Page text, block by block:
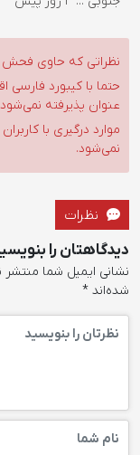
نظراتی که حاوی فحش
حتما با کیبورد
عنوان پذیرفته نمی‌شود
موارد درگیری با
نمی‌شود.
نظرات
دیدگاهتان را
نشانی ایمیل شما
شده‌اند *